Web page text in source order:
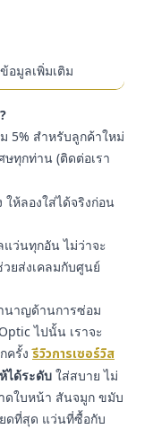
ข้อมูลเพิ่มเติม
5% สำหรับลูกค้าใหม่
ทุกท่าน (ติดต่อเรา
ห้ลองใส่ได้จริงก่อน
แว่นทุกอัน ไม่ว่าจะ
ยส่งเคลมกับศูนย์
นาญด้านการซ่อม
ไปนั้น เราจะ
ครั้งรีวิวการเซอร์วิส
ได้ระดับ ใส่สบาย ไม่
ดใบหน้า สันจมูก ขมับ
ดที่สุด แว่นที่ซื้อกับ